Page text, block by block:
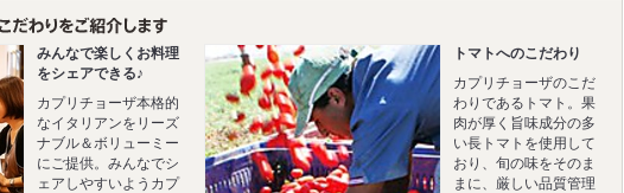
みんなで楽しくお料理
をシェアできる♪
カプリチョーザ本格的
なイタリアンをリーズ
ナブル＆ボリューミー
にご提供。みんなでシ
ェアしやすいようカプ
トマトへのこだわり
カプリチョーザのこだ
わりであるトマト。果
肉が厚く旨味成分の多
い長トマトを使用して
おり、旬の味をそのま
まに、厳しい品質管理